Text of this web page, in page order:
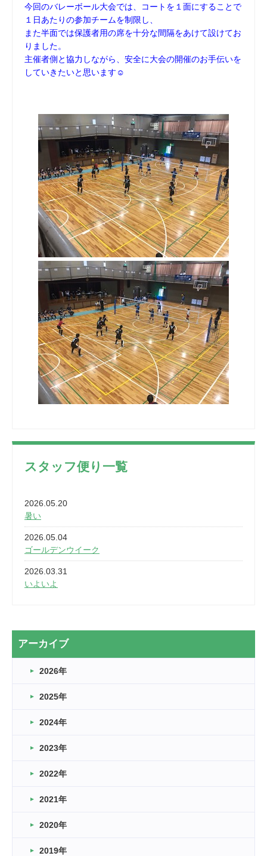
今回のバレーボール大会では、コートを１面にすることで
１日あたりの参加チームを制限し、
また半面では保護者用の席を十分な間隔をあけて設けてお
りました。
主催者側と協力しながら、安全に大会の開催のお手伝いを
していきたいと思います☺
スタッフ便り一覧
2026.05.20
暑い
2026.05.04
ゴールデンウイーク
2026.03.31
いよいよ
2026.03.20
なぎなた
2026.03.16
車いすバスケとRくんのお話
卒業・卒園の季節★
2026.03.11
緑ケ丘体育館
2022.11.03
緑ケ丘体育館
アーカイブ
2026年
2025年
2024年
2023年
2022年
2021年
2020年
2019年